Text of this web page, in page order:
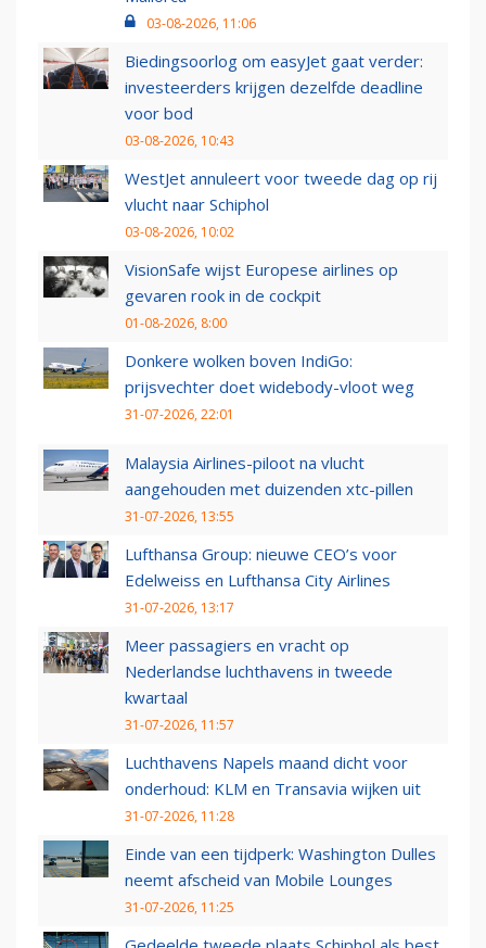
03-08-2026, 11:06
Biedingsoorlog om easyJet gaat verder:
investeerders krijgen dezelfde deadline
voor bod
03-08-2026, 10:43
WestJet annuleert voor tweede dag op rij
vlucht naar Schiphol
03-08-2026, 10:02
VisionSafe wijst Europese airlines op
gevaren rook in de cockpit
01-08-2026, 8:00
Donkere wolken boven IndiGo:
prijsvechter doet widebody-vloot weg
31-07-2026, 22:01
Malaysia Airlines-piloot na vlucht
aangehouden met duizenden xtc-pillen
31-07-2026, 13:55
Lufthansa Group: nieuwe CEO’s voor
Edelweiss en Lufthansa City Airlines
31-07-2026, 13:17
Meer passagiers en vracht op
Nederlandse luchthavens in tweede
kwartaal
31-07-2026, 11:57
Luchthavens Napels maand dicht voor
onderhoud: KLM en Transavia wijken uit
31-07-2026, 11:28
Einde van een tijdperk: Washington Dulles
neemt afscheid van Mobile Lounges
31-07-2026, 11:25